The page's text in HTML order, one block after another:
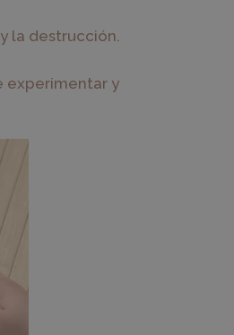
la destrucción.
experimentar y